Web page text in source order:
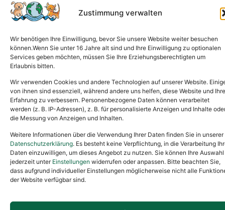
Zustimmung verwalten
Wir benötigen Ihre Einwilligung, bevor Sie unsere Website weiter besuchen
können.Wenn Sie unter 16 Jahre alt sind und Ihre Einwilligung zu optionalen
Services geben möchten, müssen Sie Ihre Erziehungsberechtigten um
Erlaubnis bitten.
Wir verwenden Cookies und andere Technologien auf unserer Website.
von ihnen sind essenziell, während andere uns helfen, diese Website und Ihre
Erfahrung zu verbessern. Personenbezogene Daten können verarbeitet
werden (z. B. IP-Adressen), z. B. für personalisierte Anzeigen und Inhalte
die Messung von Anzeigen und Inhalten.
Weitere Informationen über die Verwendung Ihrer Daten finden Sie in unserer
Datenschutzerklärung. Es besteht keine Verpflichtung, in die Verarbeitung
Daten einzuwilligen, um dieses Angebot zu nutzen. Sie können Ihre Auswahl
jederzeit unter Einstellungen widerrufen oder anpassen. Bitte beachten Sie,
dass aufgrund individueller Einstellungen möglicherweise nicht alle
der Website verfügbar sind.
Vermittlung & Gebühren